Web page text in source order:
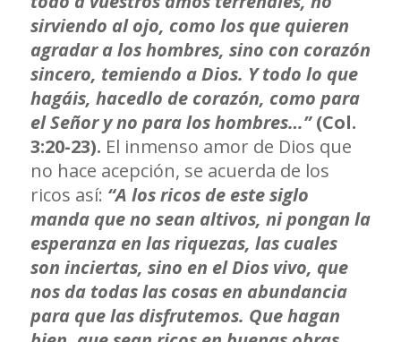
sirviendo al ojo, como los que quieren
agradar a los hombres, sino con corazón
sincero, temiendo a Dios. Y todo lo que
hagáis, hacedlo de corazón, como para
el Señor y no para los hombres…” (Col.
3:20-23). El inmenso amor de Dios que
no hace acepción, se acuerda de los
ricos así: “A los ricos de este siglo
manda que no sean altivos, ni pongan la
esperanza en las riquezas, las cuales
son inciertas, sino en el Dios vivo, que
nos da todas las cosas en abundancia
para que las disfrutemos. Que hagan